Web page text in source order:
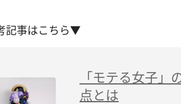
記事はこちら▼
「モテる女子
点とは